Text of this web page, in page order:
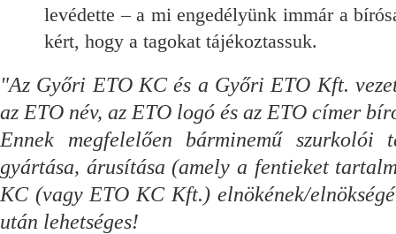
levédette – a mi engedélyünk immár a
kért, hogy a tagokat tájékoztassuk.
"Az Győri ETO KC és a Győri ETO Kft.
az ETO név, az ETO logó és az ETO címer
Ennek megfelelően bárminemű szurkolói
gyártása, árusítása (amely a fentieket
KC (vagy ETO KC Kft.) elnökének/
után lehetséges!